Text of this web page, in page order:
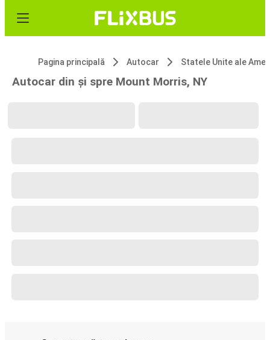
Pagina principală Autocar
Autocar din și spre Mount Morris, NY